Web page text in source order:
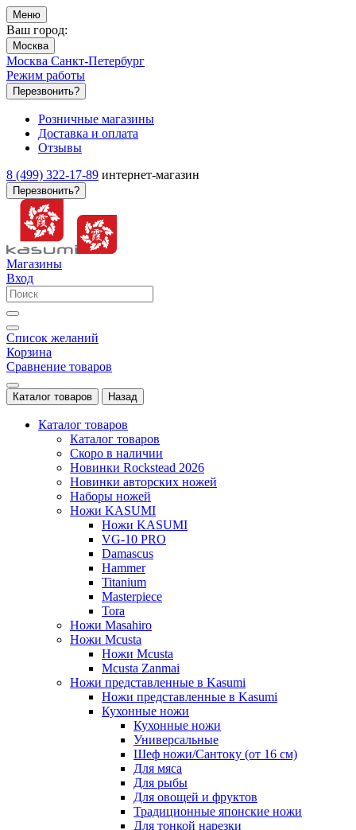
Меню
Ваш город:
Москва
Москва Санкт-Петербург
Режим работы
Перезвонить?
Розничные магазины
Доставка и оплата
Отзывы
8 (499) 322-17-89 интернет-магазин
Перезвонить?
Магазины
Вход
Список желаний
Корзина
Сравнение товаров
Каталог товаров Назад
Каталог товаров
Каталог товаров
Скоро в наличии
Новинки Rockstead 2026
Новинки авторских ножей
Наборы ножей
Ножи KASUMI
Ножи KASUMI
VG-10 PRO
Damascus
Hammer
Titanium
Masterpiece
Tora
Ножи Masahiro
Ножи Mcusta
Ножи Mcusta
Mcusta Zanmai
Ножи представленные в Kasumi
Ножи представленные в Kasumi
Кухонные ножи
Кухонные ножи
Универсальные
Шеф ножи/Сантоку (от 16 см)
Для мяса
Для рыбы
Для овощей и фруктов
Традиционные японские ножи
Для тонкой нарезки